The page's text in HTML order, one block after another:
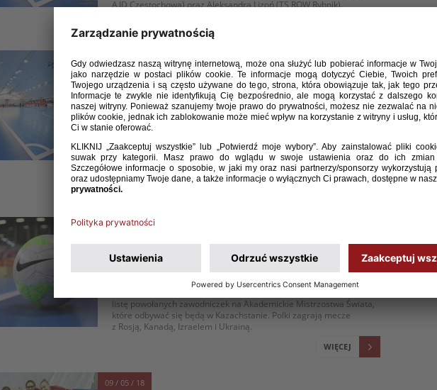
AJD Częstochowa) oraz Aleksandra Lizoń (TS ROW Rybnik).
23 / 08 / 18
[FUTSAL KOBIET] POWOŁANIA NA ZGRUPOWANIE W
PRUSZKOWIE
Trener reprezentacji Polski futsalu kobiet Wojciech Weiss powołał 14
18 września) oraz meczu towarzyskim z Ukrainą (6 września, 18:00,
Kijów). Z tego grona zostanie wyłonione 12 piłkarek, które zagrają
w turnieju eliminacyjnym mistrzostw Europy.
12 / 07 / 18
POWOŁANIA DO REPREZENTACJI POLSKI KOBIET W
FUTSALU NA AKADEMICKIE MISTRZOSTWA ŚWIATA
Trener reprezentacji Polski kobiet w futsalu Wojciech Weiss podał
listę powołanych zawodniczek na Akademickie Mistrzostwa Świata,
które odbywać się będą w Kazachstanie. Polki zagrają mecze
z Rosją, Kanadą, Izraelem i Ukrainą.
WIĘCEJ
09 / 05 / 18